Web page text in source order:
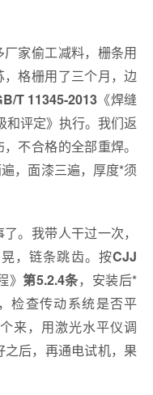
家偷工减料，栅条用
格栅用了三个月，边
T 11345-2013 《焊缝
和评定》执行。我们返
不合格的全部重焊。
，面漆三遍，厚度*须
。我带人干过一次，
，链条跳齿。按CJJ
》第5.2.4条，安装后*
检查传动系统是否平
来，用激光水平仪调
后，再通电试机，果